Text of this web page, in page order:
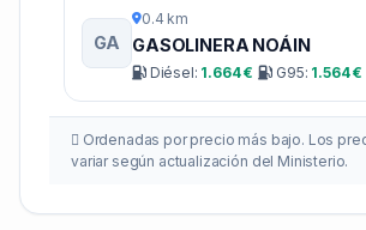
GA
0.4 km
GASOLINERA NOÁIN
Diésel: 1.664 € G95: 1.564 €
Ordenadas por precio más bajo. Los
variar según actualización del Ministerio.